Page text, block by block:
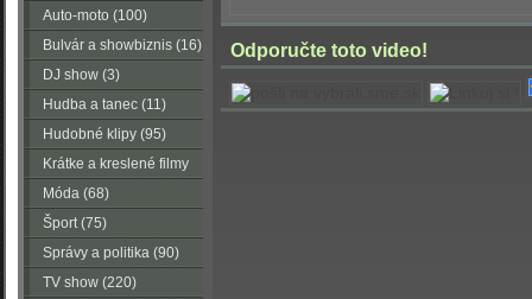
Auto-moto (100)
Bulvár a showbiznis (16)
DJ show (3)
Hudba a tanec (11)
Hudobné klipy (95)
Krátke a kreslené filmy
(223)Móda (68)
Šport (75)
Správy a politika (90)
TV show (220)
Odporučte toto video!